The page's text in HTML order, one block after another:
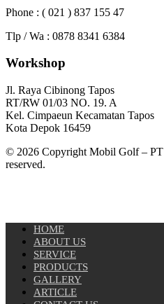
Phone : ( 021 ) 837 155 47
Tlp / Wa : 0878 8341 6384
Workshop
Jl. Raya Cibinong Tapos
RT/RW 01/03 NO. 19. A
Kel. Cimpaeun Kecamatan Tapos
Kota Depok 16459
© 2026 Copyright Mobil Golf – PT
reserved.
HOME
ABOUT US
SERVICE
PRODUCTS
GALLERY
ARTICLE